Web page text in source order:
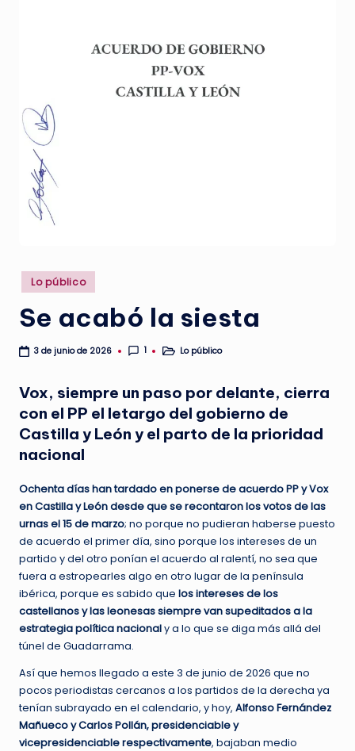
Publicado
en
Lo público
Se acabó la siesta
3 de junio de 2026 1
PublicadoLo público
Vox, siempre un paso por delante, cierra
con el PP el letargo del gobierno de
Castilla y León y el parto de la prioridad
nacional
Ochenta días han tardado en ponerse de acuerdo PP y Vox
en Castilla y León desde que se recontaron los votos de las
urnas el 15 de marzo; no porque no pudieran haberse puesto
de acuerdo el primer día, sino porque los intereses de un
partido y del otro ponían el acuerdo al ralentí, no sea que
fuera a estropearles algo en otro lugar de la península
ibérica, porque es sabido que los intereses de los
castellanos y las leonesas siempre van supeditados a la
estrategia política nacionaly a lo que se diga más allá del
túnel de Guadarrama.
Así que hemos llegado a este 3 de junio de 2026 que no
pocos periodistas cercanos a los partidos de la derecha ya
tenían subrayado en el calendario, y hoy, Alfonso Fernández
Mañueco y Carlos Pollán, presidenciable y
vicepresidenciable respectivamente, bajaban medio